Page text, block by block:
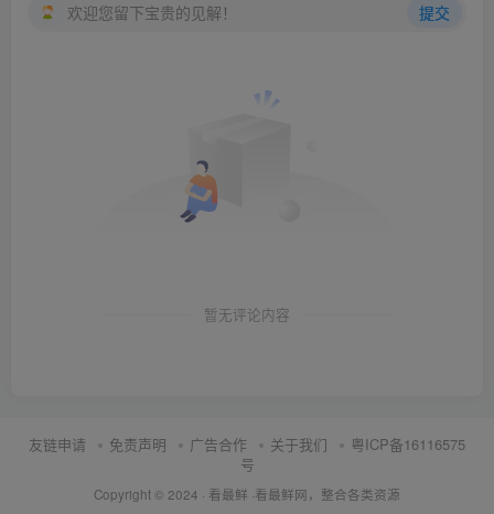
欢迎您留下宝贵的见解！ 提交
暂无评论内容
友链申请 免责声明 广告合作 关于我们
粤ICP备16116575
号
Copyright © 2024 · 看最鲜 ·看最鲜网，整合各类资源